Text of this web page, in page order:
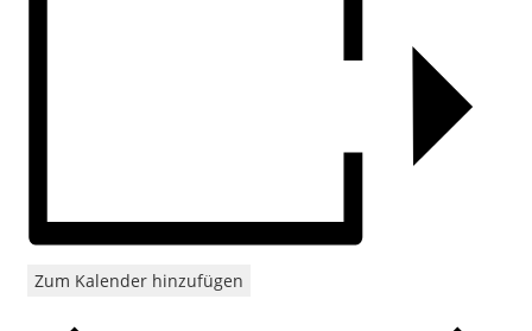
Zum Kalender hinzufügen